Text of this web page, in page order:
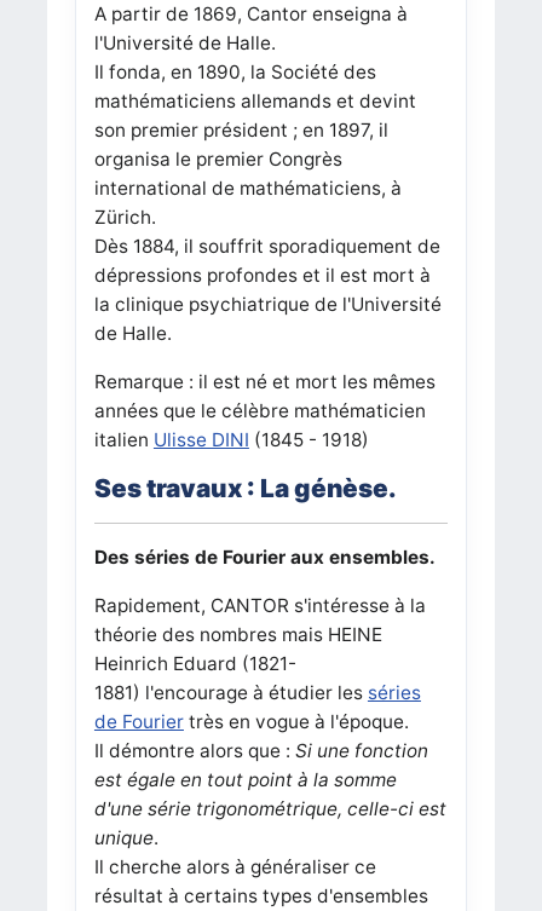
A partir de 1869, Cantor enseigna à
l'Université de Halle.
Il fonda, en 1890, la Société des
mathématiciens allemands et devint
son premier président ; en 1897, il
organisa le premier Congrès
international de mathématiciens, à
Zürich.
Dès 1884, il souffrit sporadiquement de
dépressions profondes et il est mort à
la clinique psychiatrique de l'Université
de Halle.
Remarque : il est né et mort les mêmes
années que le célèbre mathématicien
italien Ulisse DINI (1845 - 1918)
Ses travaux : La génèse.
Des séries de Fourier aux ensembles.
Rapidement, CANTOR s'intéresse à la
théorie des nombres mais HEINE
Heinrich Eduard (1821-
1881) l'encourage à étudier les séries
de Fouriertrès en vogue à l'époque.
Il démontre alors que : Si une fonction
est égale en tout point à la somme
d'une série trigonométrique, celle-ci est
unique.
Il cherche alors à généraliser ce
résultat à certains types d'ensembles